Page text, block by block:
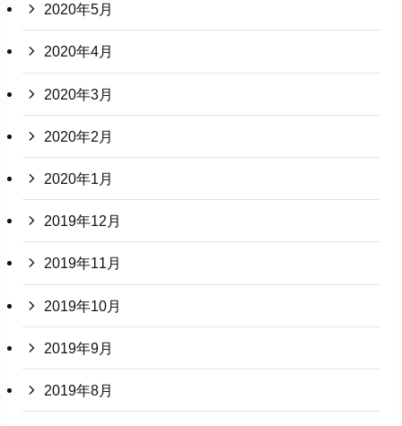
2020年5月
2020年4月
2020年3月
2020年2月
2020年1月
2019年12月
2019年11月
2019年10月
2019年9月
2019年8月